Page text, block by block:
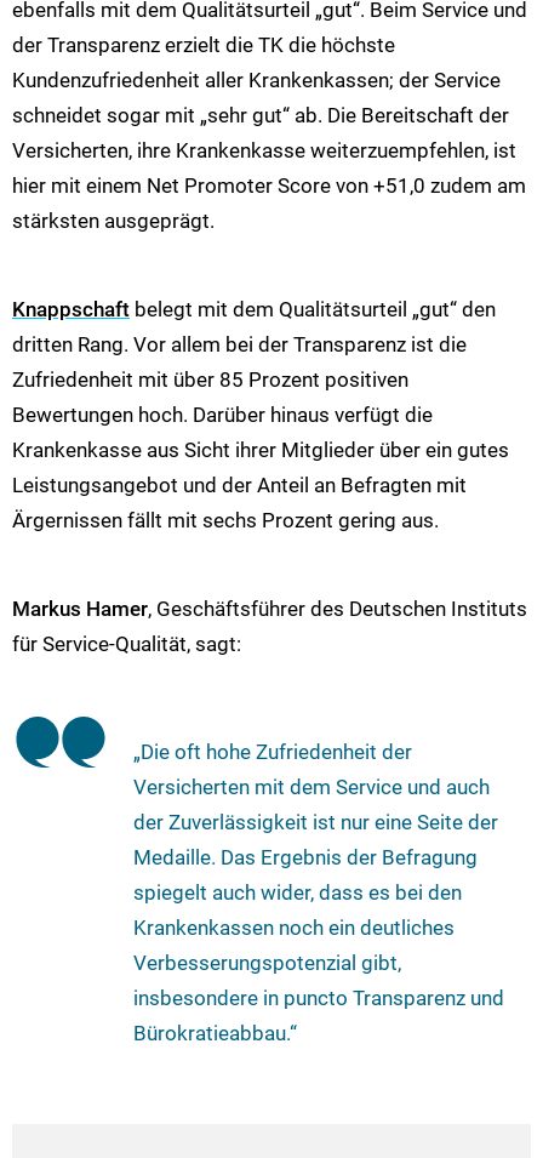
ebenfalls mit dem Qualitätsurteil „gut“. Beim Service und
der Transparenz erzielt die TK die höchste
Kundenzufriedenheit aller Krankenkassen; der Service
schneidet sogar mit „sehr gut“ ab. Die Bereitschaft der
Versicherten, ihre Krankenkasse weiterzuempfehlen, ist
hier mit einem Net Promoter Score von +51,0 zudem am
stärksten ausgeprägt.
Knappschaft belegt mit dem Qualitätsurteil „gut“ den
dritten Rang. Vor allem bei der Transparenz ist die
Zufriedenheit mit über 85 Prozent positiven
Bewertungen hoch. Darüber hinaus verfügt die
Krankenkasse aus Sicht ihrer Mitglieder über ein gutes
Leistungsangebot und der Anteil an Befragten mit
Ärgernissen fällt mit sechs Prozent gering aus.
Markus Hamer, Geschäftsführer des Deutschen Instituts
für Service-Qualität, sagt:
„Die oft hohe Zufriedenheit der
Versicherten mit dem Service und auch
der Zuverlässigkeit ist nur eine Seite der
Medaille. Das Ergebnis der Befragung
spiegelt auch wider, dass es bei den
Krankenkassen noch ein deutliches
Verbesserungspotenzial gibt,
insbesondere in puncto Transparenz und
Bürokratieabbau.“